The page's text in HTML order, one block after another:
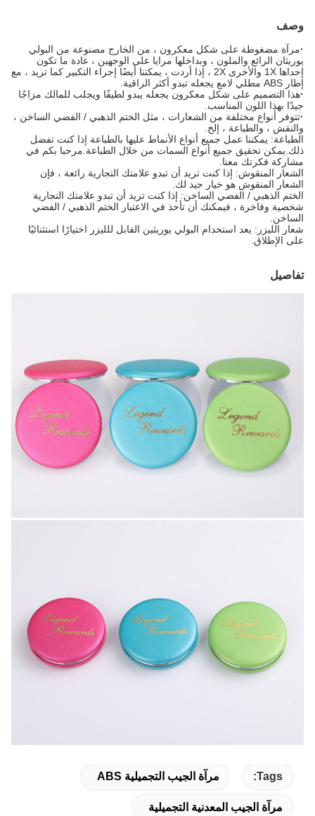
وصف
مرآة مضغوطة على شكل معكرون ، من الخارج مصنوعة من البولي
يوريثان الرائع والملون ، وبداخلها مرايا على الوجهين ، عادة ما تكون
إحداها 1X والأخرى 2X ، إذا أردت ، يمكننا أيضًا إجراء التكبير كما تريد ، مع
إطار ABS مطلي لامع يجعله تبدو أكثر الراقية.
هذا التصميم على شكل معكرون يجعله يبدو لطيفًا ويجلب للمالك مزاجًا
جيدًا بهذا اللون المناسب.
تتوفر أنواع مختلفة من الشعارات ، مثل الختم الذهبي / الفضي الساخن ،
والنقش ، والطباعة ، إلخ.
الطباعة: يمكننا عمل جميع أنواع الأنماط عليها بالطباعة إذا كنت تفضل
ذلك.يمكن تحقيق جميع أنواع السمات من خلال الطباعة.مرحبا بكم في
مشاركة فكرتك معنا.
الشعار المنقوش: إذا كنت تريد أن تبدو علامتك التجارية رائعة ، فإن
الشعار المنقوش هو خيار جيد لك.
الختم الذهبي / الفضي الساخن: إذا كنت تريد أن تبدو علامتك التجارية
شخصية وفاخرة ، فيمكنك أن تأخذ في الاعتبار الختم الذهبي / الفضي
الساخن.
شعار الليزر: يعد استخدام البولي يوريثين القابل للليزر اختيارًا استثنائيًا
على الإطلاق.
تفاصيل
Tags: مرآة الجيب التجميلية ABS
مرآة الجيب المعدنية التجميلية